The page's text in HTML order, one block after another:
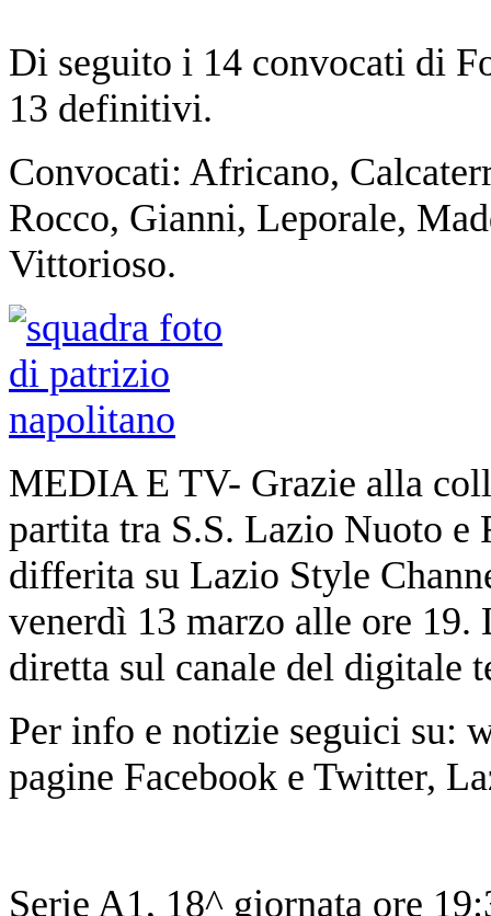
Di seguito i 14 convocati di
13 definitivi.
Convocati: Africano,
Rocco, Gianni, Leporale,
Vittorioso.
MEDIA E TV- Grazie alla
partita tra S.S. Lazio Nuoto e
differita su Lazio Style
venerdì 13 marzo alle ore 19.
diretta sul canale del digitale
Per info e notizie seguici su:
pagine Facebook e Twitter,
Serie A1, 18^ giornata ore